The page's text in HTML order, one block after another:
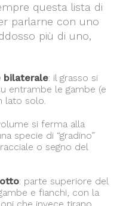
questa lista di
parlarne con uno
più di uno,
bilaterale: il grasso si
entrambe le gambe (e
lato solo.
si ferma alla
specie di “gradino”
o segno del
: parte superiore del
e fianchi, con la